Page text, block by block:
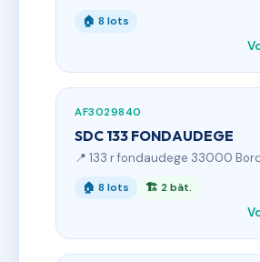
🏠 8 lots
AF3029840
SDC 133 FONDAUDEGE
📍 133 r fondaudege 33000
🏠 8 lots 🏗 2 bât.